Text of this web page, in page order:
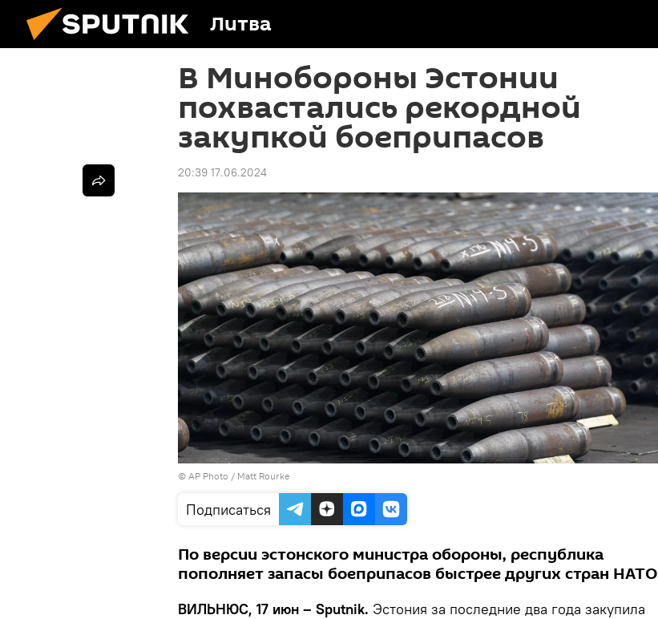
Литва
В Минобороны Эстонии
похвастались рекордной
закупкой боеприпасов
20:39 17.06.2024
© AP Photo / Matt Rourke
Подписаться
По версии эстонского министра обороны, республика
пополняет запасы боеприпасов быстрее других стран НАТО
ВИЛЬНЮС, 17 июн – Sputnik. Эстония за последние два года закупила